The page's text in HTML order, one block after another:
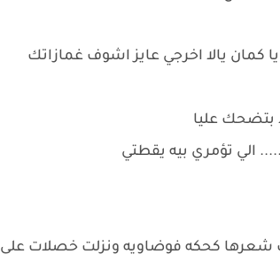
كمان يالا اخرجي عايز اشوف غمازاتك
بتضحك عليا
الي تؤمري بيه يقطتي
كحكه فوضاويه ونزلت خصلات على